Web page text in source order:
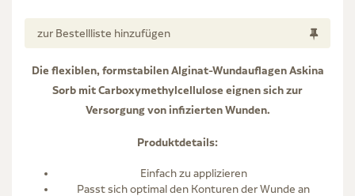
zur Bestellliste hinzufügen
Die flexiblen, formstabilen Alginat-Wundauflagen Askina
Sorb mit Carboxymethylcellulose eignen sich zur
Versorgung von infizierten Wunden.
Produktdetails:
Einfach zu applizieren
Passt sich optimal den Konturen der Wunde an